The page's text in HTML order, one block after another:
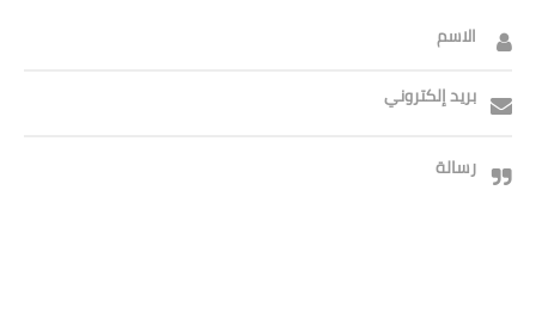
الاسم
بريد إلكتروني
رسالة